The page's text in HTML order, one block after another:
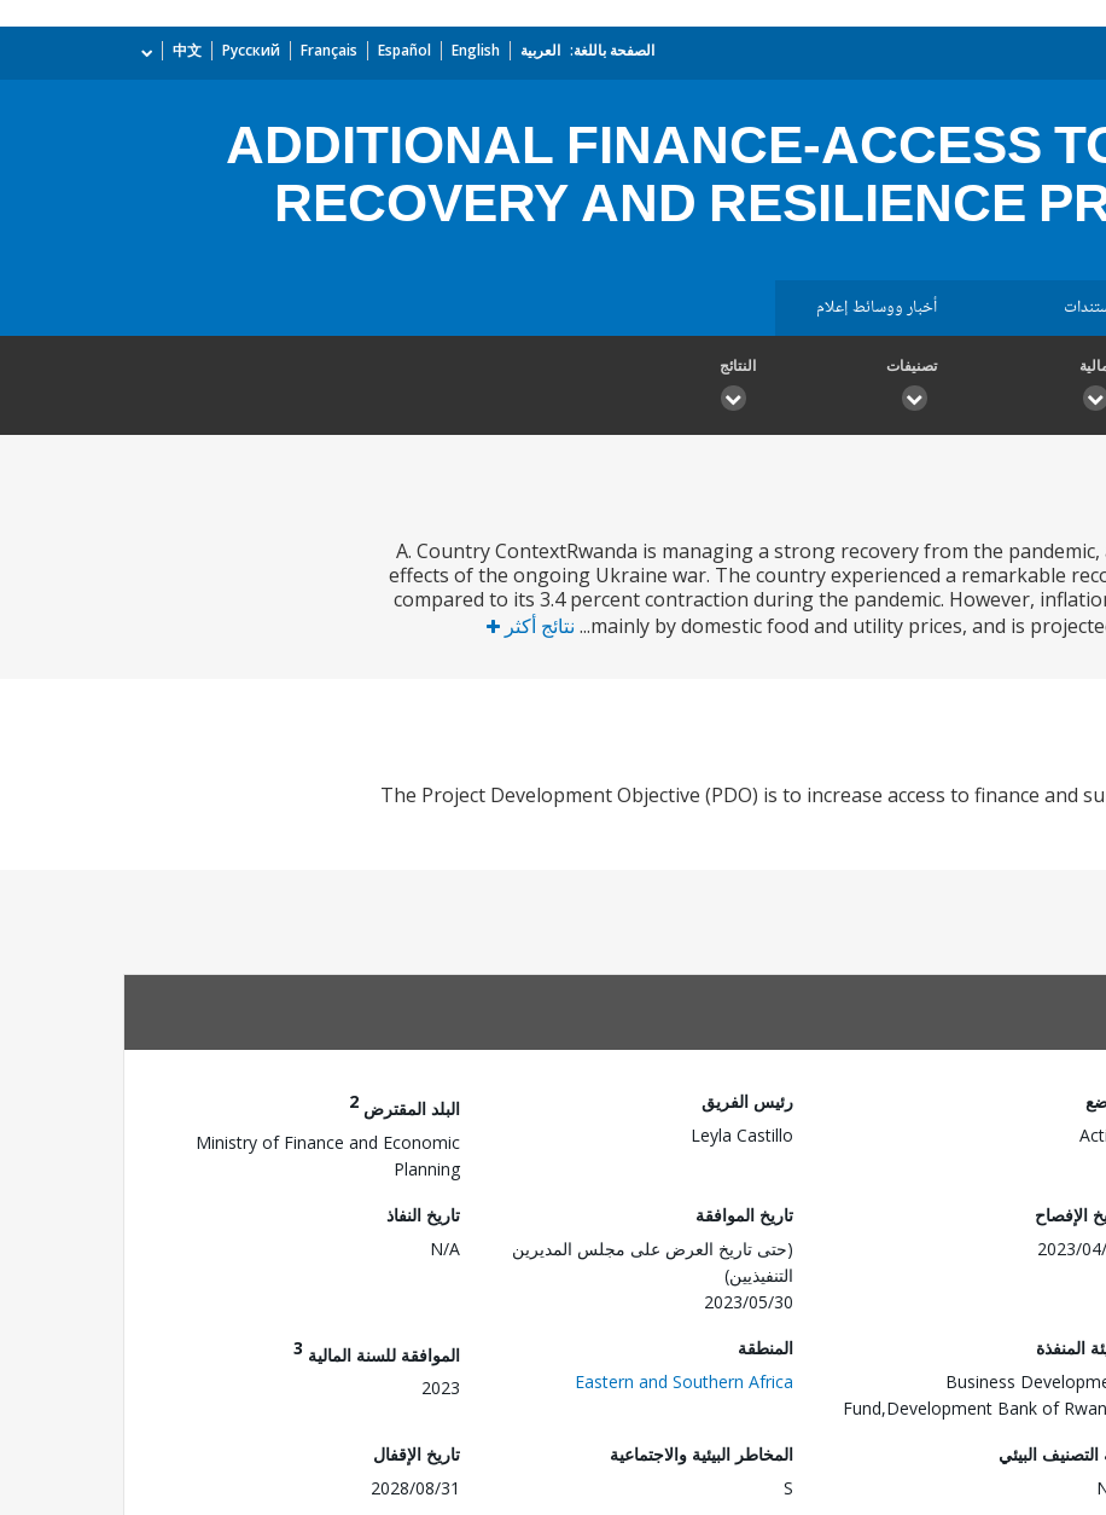
الصفحة باللغة: العربية English
Español
Français
Русский
中文
ADDITIONAL FINANCE-ACCESS
RECOVERY AND RESILIENCE
أخبار ووسائط إعلام
تصنيفات النتائج
A. Country ContextRwanda is managing a strong recovery from the
effects of the ongoing Ukraine war. The country experienced a remarkable
compared to its 3.4 percent contraction during the pandemic. However,
mainly by domestic food and utility prices, and is
نتائج أكثر
The Project Development Objective (PDO) is to increase access to finance and
رئيس الفريق
Leyla Castillo
البلد المقترض 2
Ministry of Finance and Economic
Planning
الإفصاح
2023/
تاريخ الموافقة
(حتى تاريخ العرض على مجلس المديرين
التنفيذيين)
2023/05/30
تاريخ النفاذ
N/A
المنفذة
Business
Fund,Development Bank of
المنطقة
Eastern and Southern Africa
الموافقة للسنة المالية 3
2023
التصنيف البيئي
المخاطر البيئية والاجتماعية
S
تاريخ الإقفال
2028/08/31